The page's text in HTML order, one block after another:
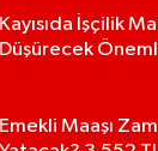
Kayısıda İşçilik
Düşürecek
Emekli Maaşı